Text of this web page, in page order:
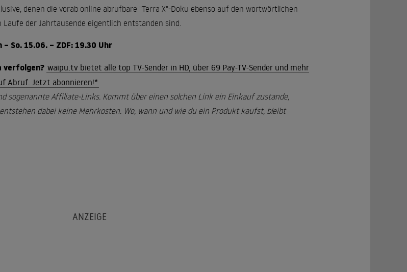
denen die vorab online abrufbare "Terra X"-Doku ebenso auf den wortwörtlichen
Laufe der Jahrtausende eigentlich entstanden sind.
So. 15.06. – ZDF: 19.30 Uhr
verfolgen? waipu.tv bietet alle top TV-Sender in HD, über 69 Pay-TV-Sender und mehr
Abruf. Jetzt abonnieren!*
sogenannte Affiliate-Links. Kommt über einen solchen Link ein Einkauf zustande,
dabei keine Mehrkosten. Wo, wann und wie du ein Produkt kaufst, bleibt